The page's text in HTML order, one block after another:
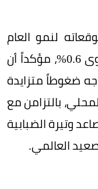
لنمو العام
الحالي 2026 دون تغيير عند مستوى 0.6%، مؤكداً أن
ضغوطاً متزايدة
بالتزامن مع
وتيرة الضبابية
العالمي.